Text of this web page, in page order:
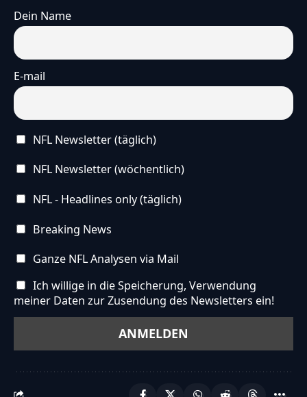
Dein Name
E-mail
NFL Newsletter (täglich)
NFL Newsletter (wöchentlich)
NFL - Headlines only (täglich)
Breaking News
Ganze NFL Analysen via Mail
Ich willige in die Speicherung, Verwendung
meiner Daten zur Zusendung des Newsletters ein!